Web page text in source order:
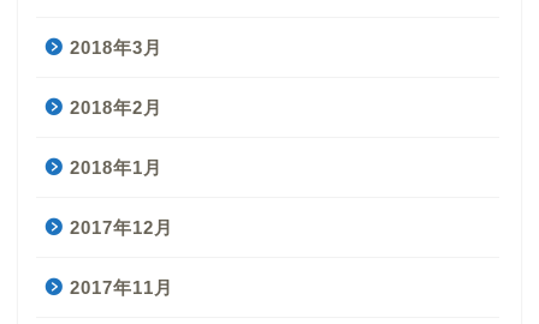
2018年3月
2018年2月
2018年1月
2017年12月
2017年11月